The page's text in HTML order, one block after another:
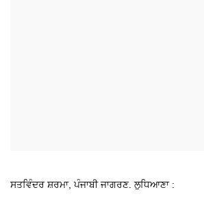
ਸਤਵਿੰਦਰ ਸ਼ਰਮਾ, ਪੰਜਾਬੀ ਜਾਗਰਣ. ਲੁਧਿਆਣਾ :